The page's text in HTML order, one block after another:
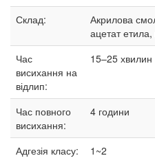
Склад:
Акрилова
ацетат
Час
висихання на
відлип:
15–25 хвилин
Час повного
висихання:
4 години
Адгезія класу:
1~2